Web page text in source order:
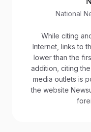
National
While citing
Internet, links to
lower than the
addition, citing
media outlets is
the website